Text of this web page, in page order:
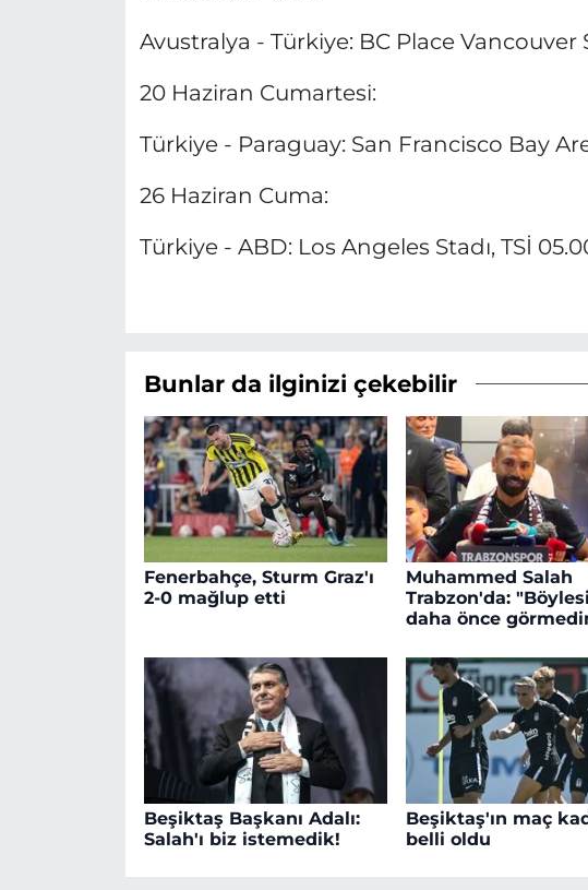
Avustralya - Türkiye: BC Place Vancouver
20 Haziran Cumartesi:
Türkiye - Paraguay: San Francisco Bay
26 Haziran Cuma:
Türkiye - ABD: Los Angeles Stadı, TSİ
Bunlar da ilginizi çekebilir
Fenerbahçe, Sturm Graz'ı
2-0 mağlup etti
Muhammed Salah
Trabzon'da:
daha önce
Beşiktaş Başkanı Adalı:
Salah'ı biz istemedik!
Beşiktaş'ın maç
belli oldu